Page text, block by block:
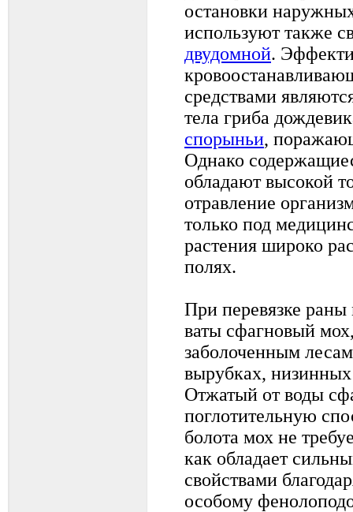
остановки
используют также
двудомной.
средствами
тела гриба
спорыньи,
Однако
обладают высокой
отравление
только под
растения широко
полях.
При перевязке раны
ваты сфагновый
заболоченным
вырубках,
Отжатый от воды
поглотительную
болота мох не
как обладает
свойствами
особому